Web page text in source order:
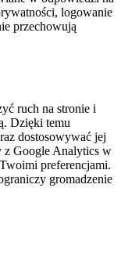
logowanie
przechowują
ruch na stronie i
Dzięki temu
dostosowywać jej
z Google Analytics w
preferencjami.
gromadzenie